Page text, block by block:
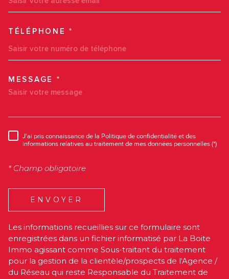
TÉLÉPHONE *
MESSAGE *
RÈGLEMENTATION
J'ai pris connaissance de la Politique de confidentialité et des
informations relatives au traitement de mes données personnelles (*)
* Champ obligatoire
ENVOYER
Les informations recueillies sur ce formulaire sont
enregistrées dans un fichier informatisé par La Boite
Immo agissant comme Sous-traitant du traitement
pour la gestion de la clientèle/prospects de l'Agence /
du Réseau qui reste Responsable du Traitement de